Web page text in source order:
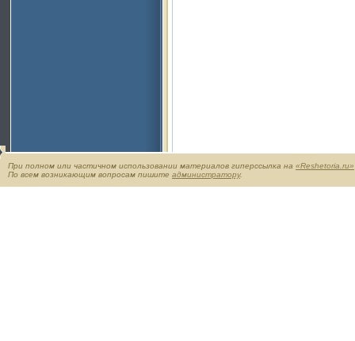
При полном или частичном использовании материалов гиперссылка на «Reshetoria.ru»
По всем возникающим вопросам пишите администратору.